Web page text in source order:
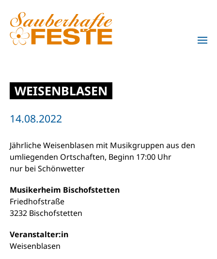
Zum Hauptinhalt springen
WEISENBLASEN
14.08.2022
Jährliche Weisenblasen mit Musikgruppen aus den
umliegenden Ortschaften, Beginn 17:00 Uhr
nur bei Schönwetter
Musikerheim Bischofstetten
Friedhofstraße
3232 Bischofstetten
Veranstalter:in
Weisenblasen